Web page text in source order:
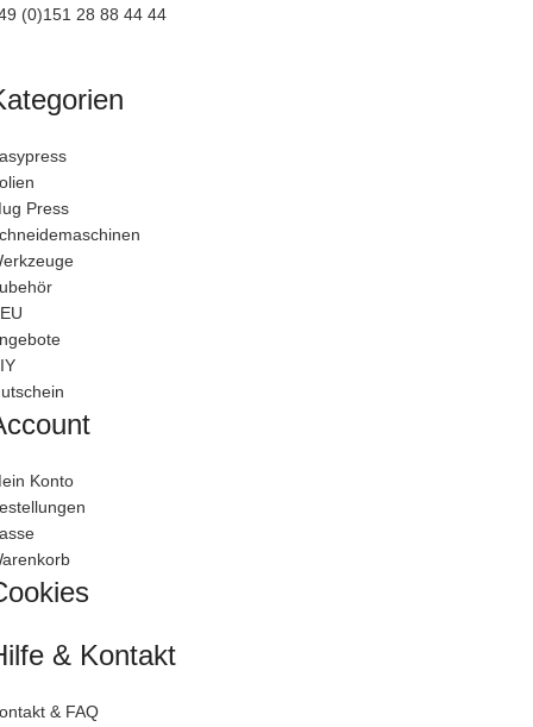
(0)151 28 88 44 44
Press
Konto
& Kontakt
& FAQ